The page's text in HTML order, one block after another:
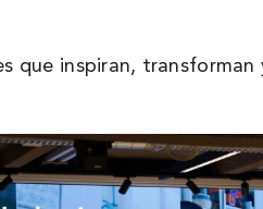
que inspiran, transforman